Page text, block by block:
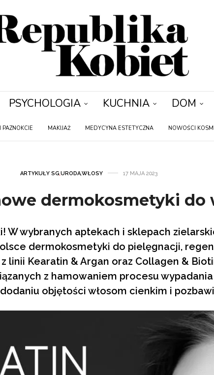
PSYCHOLOGIA KUCHNIA DOM
PAZNOKCIE MAKIJAŻ MEDYCYNA ESTETYCZNA NOWOŚCI
ARTYKUŁY SG,URODA,WŁOSY 17 MAJA 2023
dermokosmetyki do
W wybranych aptekach i sklepach
dermokosmetyki do pielęgnacji,
linii Kearatin & Argan oraz Collagen &
z hamowaniem procesu
objętości włosom cienkim i